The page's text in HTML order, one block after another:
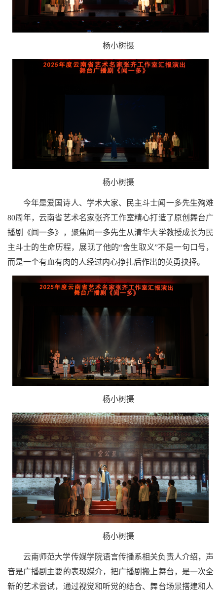
杨小树摄
杨小树摄
今年是爱国诗人、学术大家、民主斗士闻一多先生殉难
80周年，云南省艺术名家张齐工作室精心打造了原创舞台广
播剧《闻一多》，聚焦闻一多先生从清华大学教授成长为民
主斗士的生命历程，展现了他的“舍生取义”不是一句口号，
而是一个有血有肉的人经过内心挣扎后作出的英勇抉择。
杨小树摄
杨小树摄
云南师范大学传媒学院语言传播系相关负责人介绍，声
音是广播剧主要的表现媒介，把广播剧搬上舞台，是一次全
新的艺术尝试，通过视觉和听觉的结合、舞台场景搭建和人